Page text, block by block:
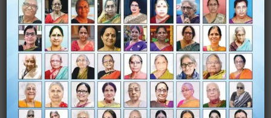
అక్షరయాన్ – తెలుగు మహిళా రచయితల ఫౌండేషన్ అక్షరయాన్ –
తెలుగు మహిళా రచయితల ఫౌండేషన్ అక్షరయాన్ – తెలుగు
మహిళా రచయితల ఫౌండేషన్